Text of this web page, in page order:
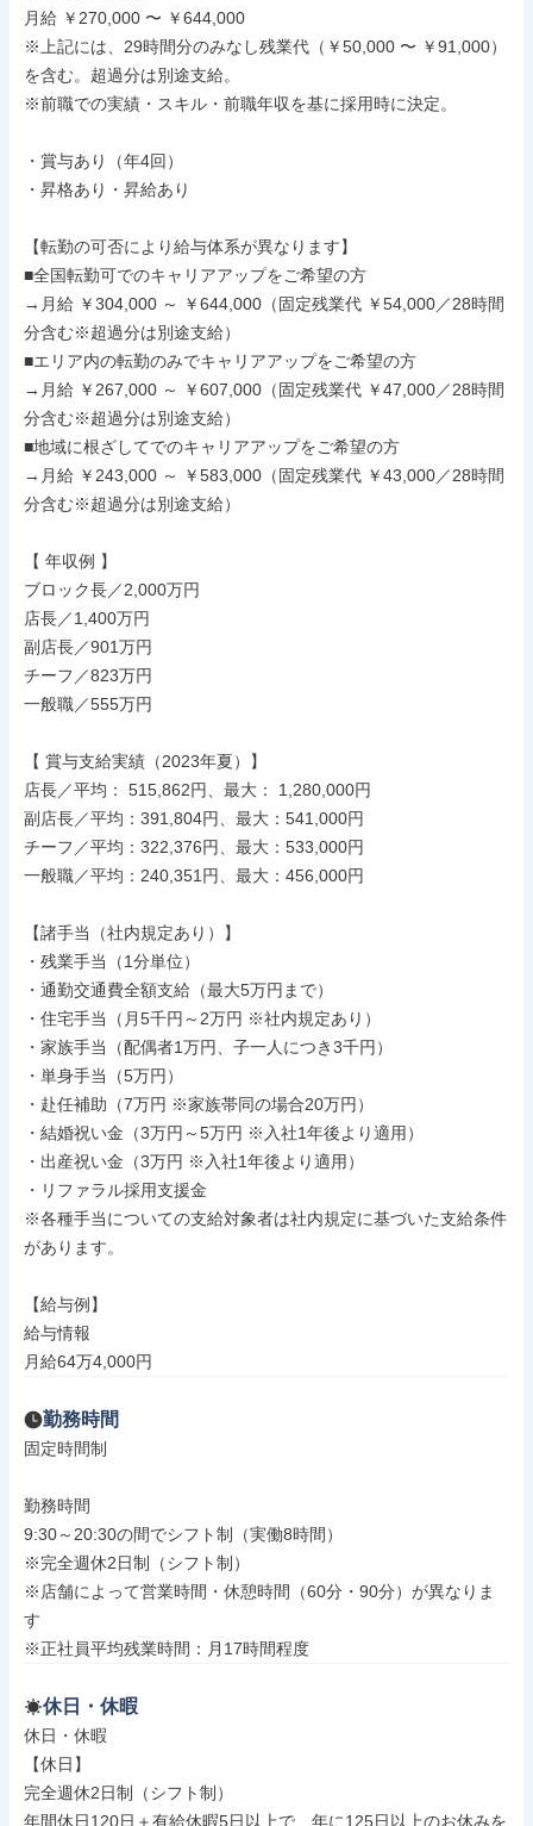
月給 ￥270,000 〜 ￥644,000
※上記には、29時間分のみなし残業代（￥50,000 〜 ￥91,000）
を含む。超過分は別途支給。
※前職での実績・スキル・前職年収を基に採用時に決定。
・賞与あり（年4回）
・昇格あり・昇給あり
【転勤の可否により給与体系が異なります】
■全国転勤可でのキャリアアップをご希望の方
→月給 ￥304,000 ～ ￥644,000（固定残業代 ￥54,000／28時間
分含む※超過分は別途支給）
■エリア内の転勤のみでキャリアアップをご希望の方
→月給 ￥267,000 ～ ￥607,000（固定残業代 ￥47,000／28時間
分含む※超過分は別途支給）
■地域に根ざしてでのキャリアアップをご希望の方
→月給 ￥243,000 ～ ￥583,000（固定残業代 ￥43,000／28時間
分含む※超過分は別途支給）
【 年収例 】
ブロック長／2,000万円
店長／1,400万円
副店長／901万円
チーフ／823万円
一般職／555万円
【 賞与支給実績（2023年夏）】
店長／平均： 515,862円、最大： 1,280,000円
副店長／平均：391,804円、最大：541,000円
チーフ／平均：322,376円、最大：533,000円
一般職／平均：240,351円、最大：456,000円
【諸手当（社内規定あり）】
・残業手当（1分単位）
・通勤交通費全額支給（最大5万円まで）
・住宅手当（月5千円～2万円 ※社内規定あり）
・家族手当（配偶者1万円、子一人につき3千円）
・単身手当（5万円）
・赴任補助（7万円 ※家族帯同の場合20万円）
・結婚祝い金（3万円～5万円 ※入社1年後より適用）
・出産祝い金（3万円 ※入社1年後より適用）
・リファラル採用支援金
※各種手当についての支給対象者は社内規定に基づいた支給条件
があります。
【給与例】
給与情報
月給64万4,000円
勤務時間
固定時間制
勤務時間
9:30～20:30の間でシフト制（実働8時間）
※完全週休2日制（シフト制）
※店舗によって営業時間・休憩時間（60分・90分）が異なりま
す
※正社員平均残業時間：月17時間程度
休日・休暇
休日・休暇
【休日】
完全週休2日制（シフト制）
年間休日120日＋有給休暇5日以上で、年に125日以上のお休みを